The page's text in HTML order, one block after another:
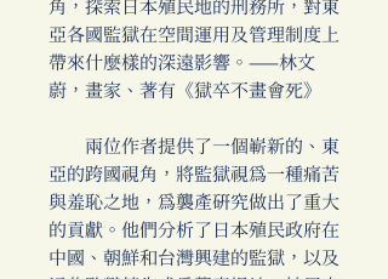
角，探索日本殖民地的刑務所，對東
亞各國監獄在空間運用及管理制度上
帶來什麼樣的深遠影響。——林文
蔚，畫家、著有《獄卒不畫會死》
兩位作者提供了一個嶄新的、東
亞的跨國視角，將監獄視為一種痛苦
與羞恥之地，為襲產研究做出了重大
的貢獻。他們分析了日本殖民政府在
中國、朝鮮和台灣興建的監獄，以及